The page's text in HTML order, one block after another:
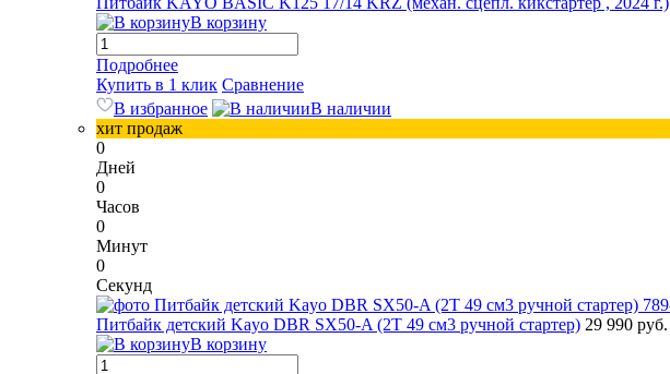
В корзину
Подробнее
Купить в 1 клик Сравнение
В избранное
В наличии
хит продаж
0
Дней
0
Часов
0
Минут
0
Секунд
Питбайк детский Kayo DBR SX50-A (2T 49 см3 ручной стартер) 29 990 руб.
В корзину